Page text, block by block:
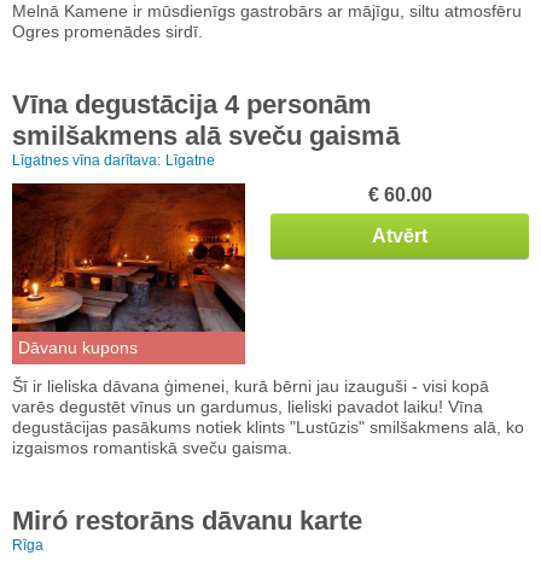
Melnā Kamene ir mūsdienīgs gastrobārs ar mājīgu, siltu atmosfēru
Ogres promenādes sirdī.
Vīna degustācija 4 personām
smilšakmens alā sveču gaismā
Līgatnes vīna darītava: Līgatne
Dāvanu kupons
€ 60.00
Atvērt
Šī ir lieliska dāvana ģimenei, kurā bērni jau izauguši - visi kopā
varēs degustēt vīnus un gardumus, lieliski pavadot laiku! Vīna
degustācijas pasākums notiek klints "Lustūzis" smilšakmens alā, ko
izgaismos romantiskā sveču gaisma.
Miró restorāns dāvanu karte
Rīga